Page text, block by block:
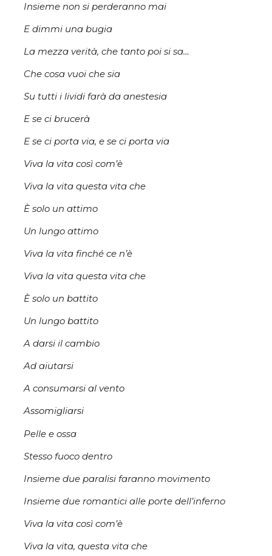
Insieme non si perderanno mai
E dimmi una bugia
La mezza verità, che tanto poi si sa…
Che cosa vuoi che sia
Su tutti i lividi farà da anestesia
E se ci brucerà
E se ci porta via, e se ci porta via
Viva la vita così com’è
Viva la vita questa vita che
È solo un attimo
Un lungo attimo
Viva la vita finché ce n’è
Viva la vita questa vita che
È solo un battito
Un lungo battito
A darsi il cambio
Ad aiutarsi
A consumarsi al vento
Assomigliarsi
Pelle e ossa
Stesso fuoco dentro
Insieme due paralisi faranno movimento
Insieme due romantici alle porte dell’inferno
Viva la vita così com’è
Viva la vita, questa vita che